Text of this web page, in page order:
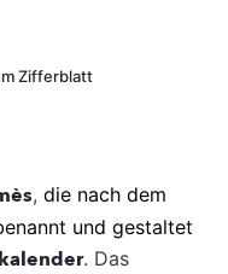
Zifferblatt
, die nach dem
und gestaltet
. Das